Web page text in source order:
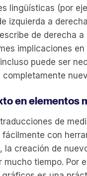
lingüísticas (por
izquierda a
de derecha a
implicaciones en
puede ser
completamente
en elementos
de
con
la creación de
mucho tiempo. Por